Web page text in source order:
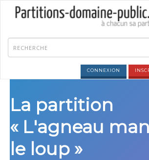
CONNEXION
La partition
« L'agneau
le loup »